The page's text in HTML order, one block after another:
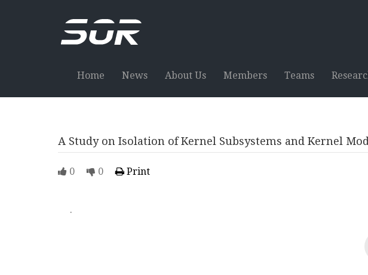
Home News About Us Members Teams
A Study on Isolation of Kernel Subsystems and Kernel
0 0 Print
.